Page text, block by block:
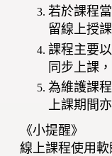
若於課程
留線上授
課程主要
同步上課
為維護課
上課期間
《小提醒》
線上課程使用